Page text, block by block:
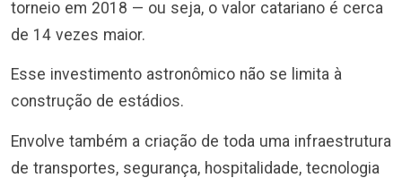
torneio em 2018 — ou seja, o valor catariano é cerca
de 14 vezes maior.
Esse investimento astronômico não se limita à
construção de estádios.
Envolve também a criação de toda uma infraestrutura
de transportes, segurança, hospitalidade, tecnologia